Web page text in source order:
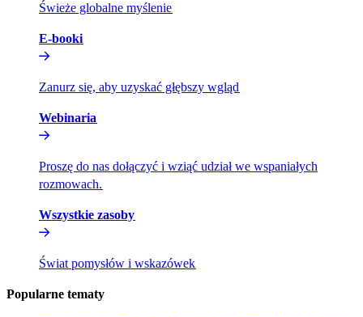
Świeże globalne myślenie​​
E-booki​​
Zanurz się, aby uzyskać głębszy wgląd​​
Webinaria​​
Proszę do nas dołączyć i wziąć udział we wspaniałych
rozmowach.​​
Wszystkie zasoby​​
Świat pomysłów i wskazówek​​
Popularne tematy​​